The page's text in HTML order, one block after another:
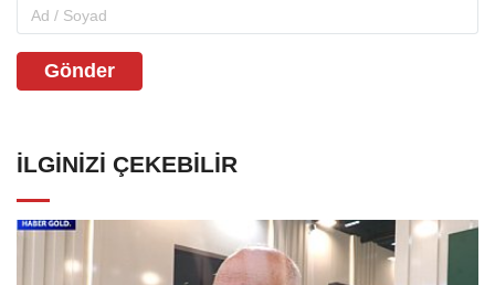
Gönder
İLGINIZI ÇEKEBILIR